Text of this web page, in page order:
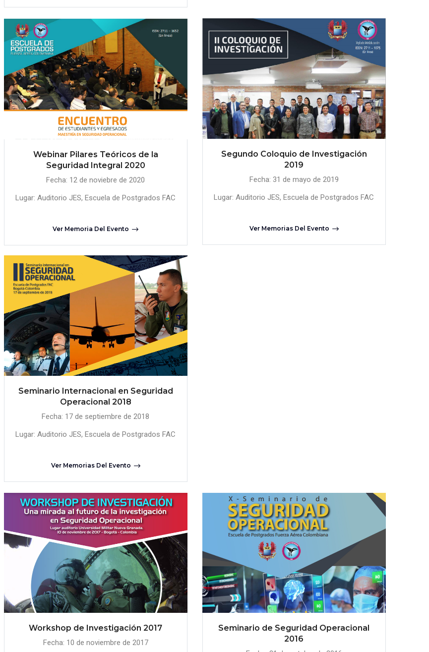
Webinar Pilares Teóricos de la
Seguridad Integral 2020
Fecha: 12 de noviebre de 2020
Lugar: Auditorio JES, Escuela de Postgrados FAC
Ver Memoria Del Evento
Segundo Coloquio de Investigación
2019
Fecha: 31 de mayo de 2019
Lugar: Auditorio JES, Escuela de Postgrados FAC
Ver Memorias Del Evento
Seminario Internacional en Seguridad
Operacional 2018
Fecha: 17 de septiembre de 2018
Lugar: Auditorio JES, Escuela de Postgrados FAC
Ver Memorias Del Evento
Workshop de Investigación 2017
Fecha: 10 de noviembre de 2017
Seminario de Seguridad Operacional
2016